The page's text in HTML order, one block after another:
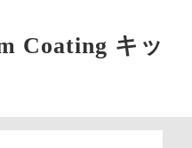
Coating キッ